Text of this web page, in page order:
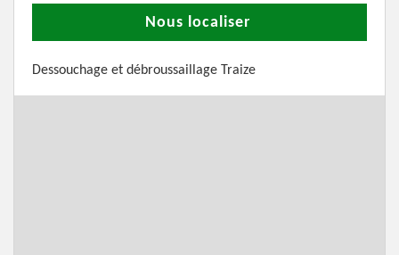
Nous localiser
Dessouchage et débroussaillage Traize